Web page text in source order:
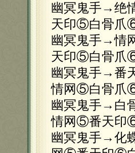
幽冥鬼手→绝
天印⑤白骨爪
幽冥鬼手→情
天印⑤白骨爪
幽冥鬼手→番
情网⑤白骨爪
幽冥鬼手→白
情网⑤番天印
幽冥鬼手→化